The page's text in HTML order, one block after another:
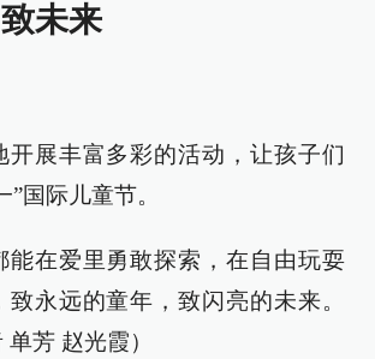
未来
开展丰富多彩的活动，让孩子们
国际儿童节。
能在爱里勇敢探索，在自由玩耍
永远的童年，致闪亮的未来。
单芳 赵光霞）